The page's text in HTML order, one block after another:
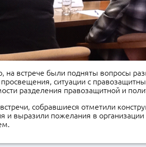
на встрече были подняты вопросы
ситуации с
разделения правозащитной и
собравшиеся отметили
и выразили пожелания в